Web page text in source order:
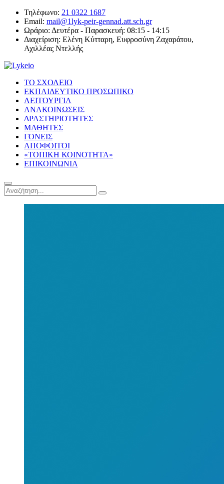
Τηλέφωνο: 21 0322 1687
Email: mail@1lyk-peir-gennad.att.sch.gr
Ωράριο: Δευτέρα - Παρασκευή: 08:15 - 14:15
Διαχείριση: Ελένη Κύτταρη, Ευφροσύνη Ζαχαράτου,
Αχιλλέας Ντελλής
ΤΟ ΣΧΟΛΕΙΟ
ΕΚΠΑΙΔΕΥΤΙΚΟ ΠΡΟΣΩΠΙΚΟ
ΛΕΙΤΟΥΡΓΙΑ
ΑΝΑΚΟΙΝΩΣΕΙΣ
ΔΡΑΣΤΗΡΙΟΤΗΤΕΣ
ΜΑΘΗΤΕΣ
ΓΟΝΕΙΣ
ΑΠΟΦΟΙΤΟΙ
«ΤΟΠΙΚΗ ΚΟΙΝΟΤΗΤΑ»
ΕΠΙΚΟΙΝΩΝΙΑ